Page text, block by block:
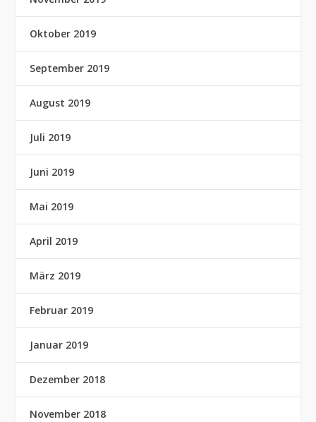
Oktober 2019
September 2019
August 2019
Juli 2019
Juni 2019
Mai 2019
April 2019
März 2019
Februar 2019
Januar 2019
Dezember 2018
November 2018